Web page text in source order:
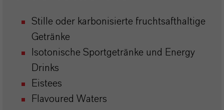
Stille oder karbonisierte fruchtsafthaltige
Getränke
Isotonische Sportgetränke und Energy
Drinks
Eistees
Flavoured Waters